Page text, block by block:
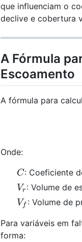
que influenciam o
declive e cobertura
A Fórmula
Escoamento
A fórmula para
Onde:
C
C: Coeficiente
V_r
Vr : Volume de
V_f
Vf : Volume de
Para variáveis em
forma: